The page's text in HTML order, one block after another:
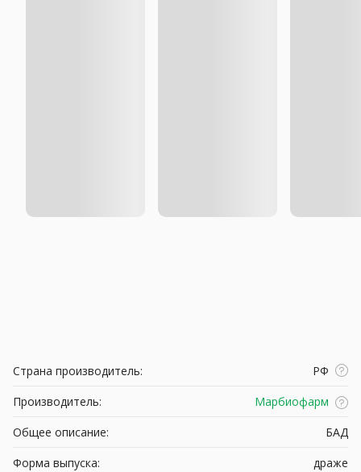
Страна производитель:
РФ
Производитель:
Марбиофарм
Общее описание:
БАД
Форма выпуска:
драже